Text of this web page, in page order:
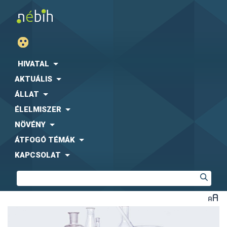
HIVATAL
AKTUÁLIS
ÁLLAT
ÉLELMISZER
NÖVÉNY
ÁTFOGÓ TÉMÁK
KAPCSOLAT